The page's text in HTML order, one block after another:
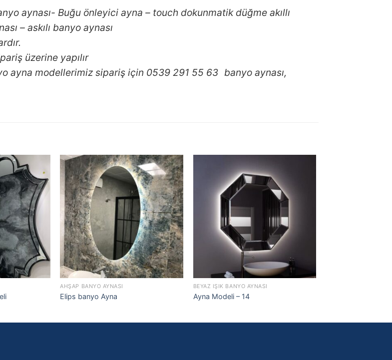
aynası- Buğu önleyici ayna – touch dokunmatik düğme akıllı
– askılı banyo aynası
üzerine yapılır
ayna modellerimiz sipariş için 0539 291 55 63 banyo aynası,
AHŞAP BANYO AYNASI
Elips banyo Ayna
BEYAZ IŞIK BANYO AYNASI
Ayna Modeli – 14